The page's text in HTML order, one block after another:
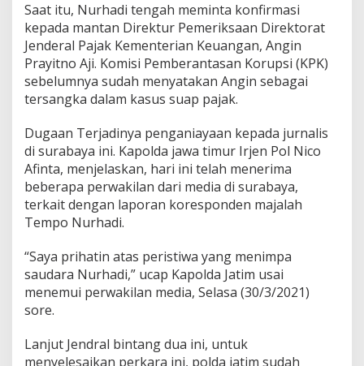
Saat itu, Nurhadi tengah meminta konfirmasi
kepada mantan Direktur Pemeriksaan Direktorat
Jenderal Pajak Kementerian Keuangan, Angin
Prayitno Aji. Komisi Pemberantasan Korupsi (KPK)
sebelumnya sudah menyatakan Angin sebagai
tersangka dalam kasus suap pajak.
Dugaan Terjadinya penganiayaan kepada jurnalis
di surabaya ini. Kapolda jawa timur Irjen Pol Nico
Afinta, menjelaskan, hari ini telah menerima
beberapa perwakilan dari media di surabaya,
terkait dengan laporan koresponden majalah
Tempo Nurhadi.
“Saya prihatin atas peristiwa yang menimpa
saudara Nurhadi,” ucap Kapolda Jatim usai
menemui perwakilan media, Selasa (30/3/2021)
sore.
Lanjut Jendral bintang dua ini, untuk
menyelesaikan perkara ini, polda jatim sudah